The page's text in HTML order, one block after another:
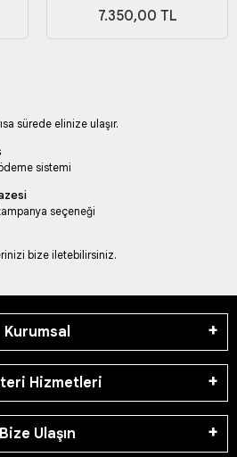
7.350,00 TL
sürede elinize ulaşır.
sistemi
seçeneği
bize iletebilirsiniz.
Kurumsal
Hizmetleri
Bize Ulaşın